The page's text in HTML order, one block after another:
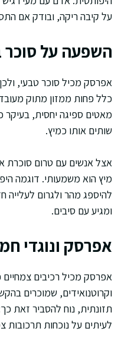
על קיבה ריקה, ובודק אם
השפעה על
אפרסק מכיל סוכר טבעי,
כלל פחות ממזון מתוק
מאטים ספיגה יחסית,
שותים אותו כמיץ.
אצל אנשים עם טרום סוכרת
מיץ הוא משמעותי. דוגמה
להיספג מהר ולגרום
ומגיע עם סיבים.
אפרסק ונוגדי
אפרסק מכיל רכיבים צמחיים
וקרוטנואידים, שמוכרים
תזונתית, נוח להסביר זאת
לעיתים על נוכחות תרכובות